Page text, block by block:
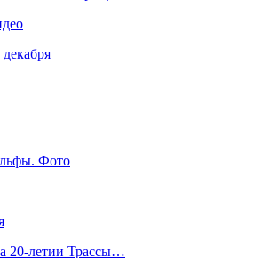
Фото
20-летии Трассы…